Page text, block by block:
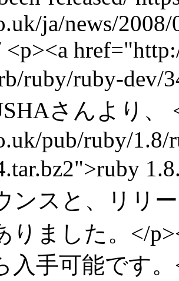
ja/news/
<p><a
ruby/ruby-dev/
さんより、
pub/ruby/1.8/
ンスと、リリ
ました。</
入手可能です